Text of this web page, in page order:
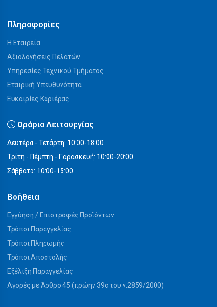
Πληροφορίες
Η Εταιρεία
Αξιολογήσεις Πελατών
Υπηρεσίες Τεχνικού Τμήματος
Εταιρική Υπευθυνότητα
Ευκαιρίες Καριέρας
Ωράριο Λειτουργίας
Δευτέρα - Τετάρτη: 10:00-18:00
Τρίτη - Πέμπτη - Παρασκευή: 10:00-20:00
Σάββατο: 10:00-15:00
Βοήθεια
Εγγύηση / Επιστροφές Προϊόντων
Τρόποι Παραγγελίας
Τρόποι Πληρωμής
Τρόποι Αποστολής
Εξέλιξη Παραγγελίας
Αγορές με Άρθρο 45 (πρώην 39α του ν.2859/2000)